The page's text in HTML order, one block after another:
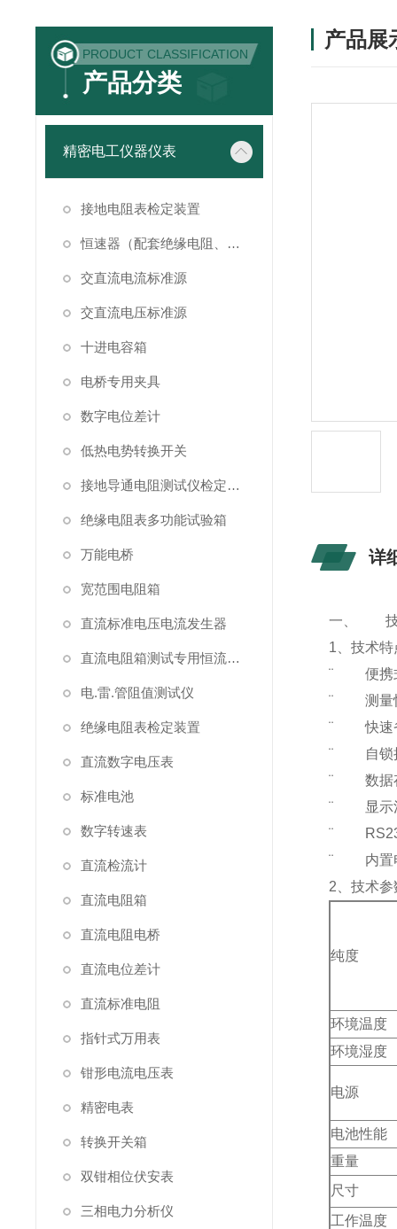
PRODUCT CLASSIFICATION
产品分类
精密电工仪器仪表
接地电阻表检定装置
恒速器（配套绝缘电阻、接地电阻表检定）
交直流电流标准源
交直流电压标准源
十进电容箱
电桥专用夹具
数字电位差计
低热电势转换开关
接地导通电阻测试仪检定装置
绝缘电阻表多功能试验箱
万能电桥
宽范围电阻箱
直流标准电压电流发生器
直流电阻箱测试专用恒流源（简称恒流源）
电.雷.管阻值测试仪
绝缘电阻表检定装置
直流数字电压表
标准电池
数字转速表
直流检流计
直流电阻箱
直流电阻电桥
直流电位差计
直流标准电阻
指针式万用表
钳形电流电压表
精密电表
转换开关箱
双钳相位伏安表
三相电力分析仪
产品展
详
一、 技
1、技术特
¨ 便携式
¨ 测量快
¨ 快速省
¨ 自锁接
¨ 数据存
¨ 显示清
¨ RS232
¨ 内置电
2、技术参
纯度
环境温度
环境湿度
电源
电池性能
重量
尺寸
工作温度